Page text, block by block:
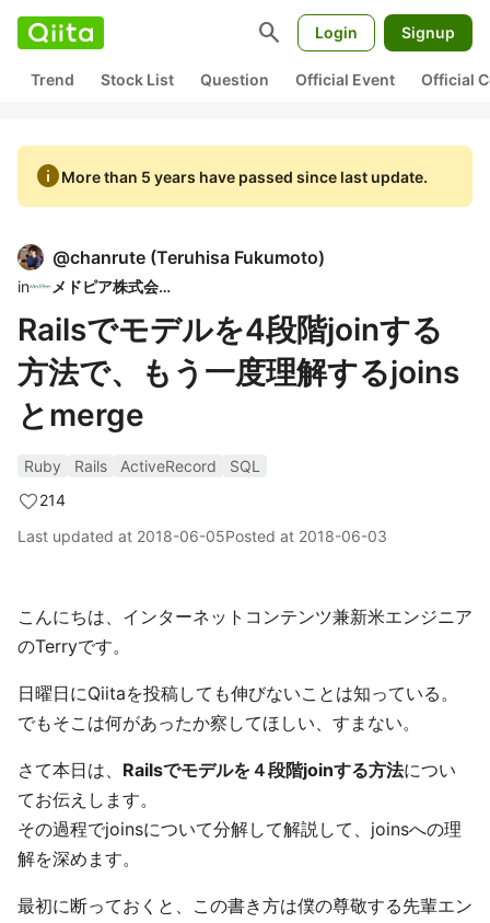
search Login Signup
Trend Stock List Question Official Event Official
infoMore than 5 years have passed since last update.
@chanrute (Teruhisa Fukumoto)
in メドピア株式会社
Railsでモデルを4段階joinする
方法で、もう一度理解するjoins
とmerge
Ruby Rails ActiveRecord
SQL
214
Last updated at 2018-06-05Posted at 2018-06-03
こんにちは、インターネットコンテンツ兼新米エンジニア
のTerryです。
日曜日にQiitaを投稿しても伸びないことは知っている。
でもそこは何があったか察してほしい、すまない。
さて本日は、 Railsでモデルを４段階joinする方法につい
てお伝えします。
その過程でjoinsについて分解して解説して、joinsへの理
解を深めます。
最初に断っておくと、この書き方は僕の尊敬する先輩エン